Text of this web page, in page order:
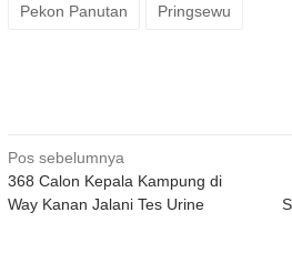
Pekon Panutan Pringsewu
Navigasi
pos
Pos sebelumnya
368 Calon Kepala Kampung di
Way Kanan Jalani Tes Urine